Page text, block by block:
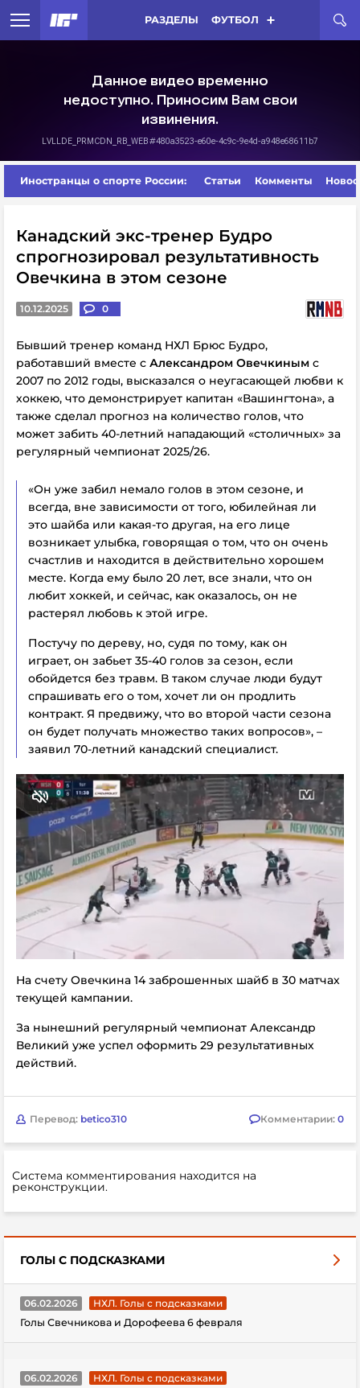
РАЗДЕЛЫ ФУТБОЛ
Иностранцы о спорте России: Статьи Комменты
Канадский экс-тренер Будро
спрогнозировал результативность
Овечкина в этом сезоне
10.12.2025 0
Бывший тренер команд НХЛ Брюс Будро,
работавший вместе с Александром Овечкиным с
2007 по 2012 годы, высказался о неугасающей любви к
хоккею, что демонстрирует капитан «Вашингтона», а
также сделал прогноз на количество голов, что
может забить 40-летний нападающий «столичных» за
регулярный чемпионат 2025/26.
«Он уже забил немало голов в этом сезоне, и
всегда, вне зависимости от того, юбилейная ли
это шайба или какая-то другая, на его лице
возникает улыбка, говорящая о том, что он очень
счастлив и находится в действительно хорошем
месте. Когда ему было 20 лет, все знали, что он
любит хоккей, и сейчас, как оказалось, он не
растерял любовь к этой игре.
Постучу по дереву, но, судя по тому, как он
играет, он забьет 35-40 голов за сезон, если
обойдется без травм. В таком случае люди будут
спрашивать его о том, хочет ли он продлить
контракт. Я предвижу, что во второй части сезона
он будет получать множество таких вопросов», –
заявил 70-летний канадский специалист.
На счету Овечкина 14 заброшенных шайб в 30 матчах
текущей кампании.
За нынешний регулярный чемпионат Александр
Великий уже успел оформить 29 результативных
действий.
Перевод: betico310 Комментарии: 0
Система комментирования находится на
реконструкции.
ГОЛЫ С ПОДСКАЗКАМИ
06.02.2026
НХЛ. Голы с подсказками
Голы Свечникова и Дорофеева 6 февраля
06.02.2026
НХЛ. Голы с подсказками